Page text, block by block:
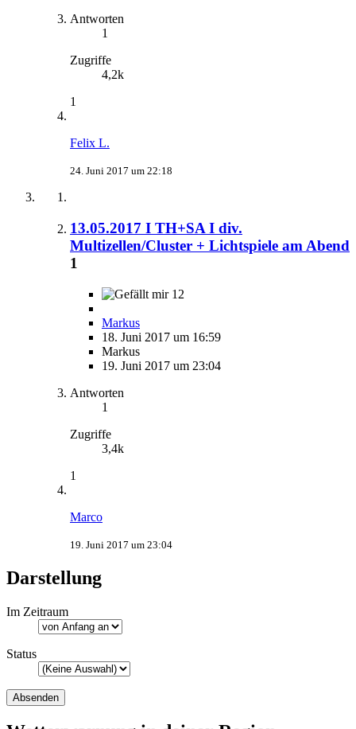
Antworten
1
Zugriffe
4,2k
1
Felix L.
24. Juni 2017 um 22:18
13.05.2017 I TH+SA I div.
Multizellen/Cluster + Lichtspiele am Abend
1
12
Markus
18. Juni 2017 um 16:59
Markus
19. Juni 2017 um 23:04
Antworten
1
Zugriffe
3,4k
1
Marco
19. Juni 2017 um 23:04
Darstellung
Im Zeitraum
Status